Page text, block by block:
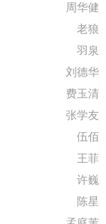
周华健
老狼
羽泉
刘德华
费玉清
张学友
伍佰
王菲
许巍
陈星